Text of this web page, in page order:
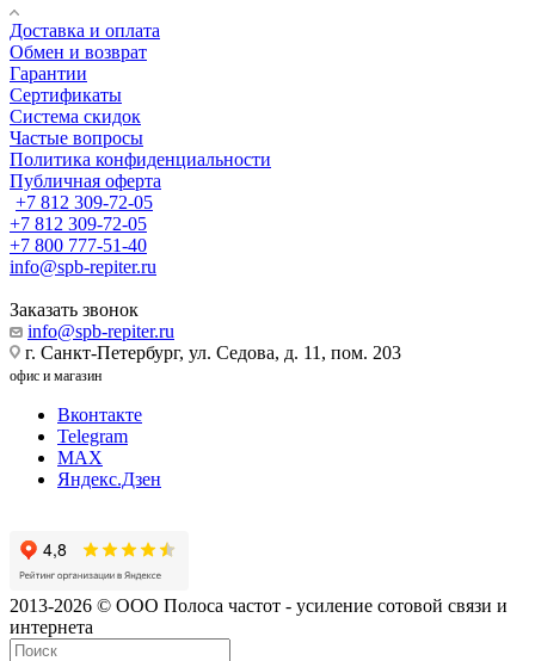
Доставка и оплата
Обмен и возврат
Гарантии
Сертификаты
Система скидок
Частые вопросы
Политика конфиденциальности
Публичная оферта
+7 812 309-72-05
+7 812 309-72-05
+7 800 777-51-40
info@spb-repiter.ru
Заказать звонок
info@spb-repiter.ru
г. Санкт-Петербург, ул. Седова, д. 11, пом. 203
офис и магазин
Вконтакте
Telegram
MAX
Яндекс.Дзен
2013-2026 © ООО Полоса частот - усиление сотовой связи и
интернета